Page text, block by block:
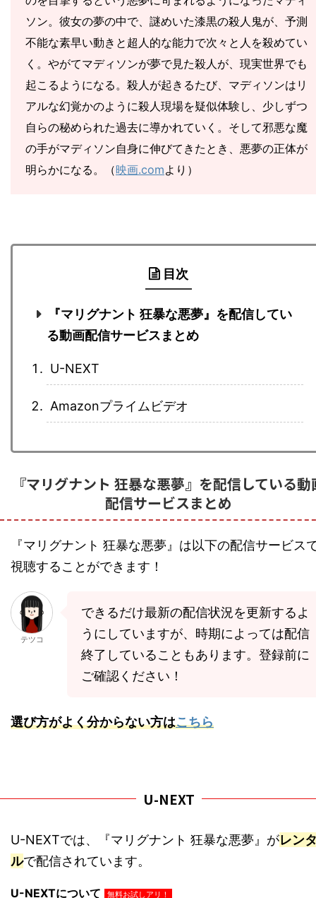
ソン。彼女の夢の中で、謎めいた漆黒の殺人鬼が、予測
不能な素早い動きと超人的な能力で次々と人を殺めてい
く。やがてマディソンが夢で見た殺人が、現実世界でも
起こるようになる。殺人が起きるたび、マディソンはリ
アルな幻覚かのように殺人現場を疑似体験し、少しずつ
自らの秘められた過去に導かれていく。そして邪悪な魔
の手がマディソン自身に伸びてきたとき、悪夢の正体が
明らかになる。（映画.comより）
目次
『マリグナント 狂暴な悪夢』を配信してい
る動画配信サービスまとめ
U-NEXT
Amazonプライムビデオ
『マリグナント 狂暴な悪夢』を配信している動
配信サービスまとめ
『マリグナント 狂暴な悪夢』は以下の配信サービス
視聴することができます！
テツコ
できるだけ最新の配信状況を更新するよ
うにしていますが、時期によっては配信
終了していることもあります。登録前に
ご確認ください！
選び方がよく分からない方はこちら
U-NEXT
U-NEXTでは、『マリグナント 狂暴な悪夢』がレン
ルで配信されています。
U-NEXTについて 無料お試しアリ！